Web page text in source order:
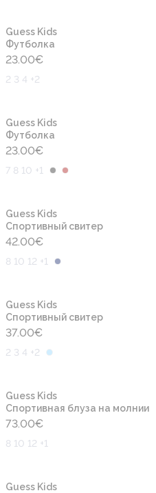
Guess Kids
Футболка
23.00€
2 3 4 +2
Guess Kids
Футболка
23.00€
7 8 10 +1
Guess Kids
Cпортивный свитер
42.00€
8 10 12 +1
Guess Kids
Cпортивный свитер
37.00€
2 3 4 +2
Guess Kids
Спортивная блуза на молнии
73.00€
8 10 12 +1
Guess Kids